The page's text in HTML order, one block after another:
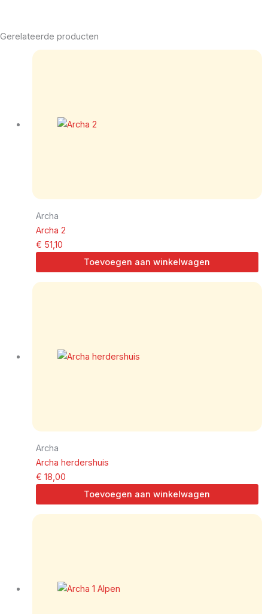
Gerelateerde producten
Archa
Archa 2
€ 51,10
Toevoegen aan winkelwagen
Archa
Archa herdershuis
€ 18,00
Toevoegen aan winkelwagen